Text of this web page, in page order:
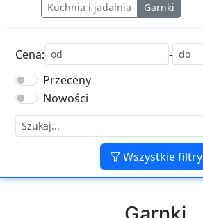
Kuchnia i jadalnia Garnki
Cena:
-
Przeceny
Nowości
Wszystkie filtry